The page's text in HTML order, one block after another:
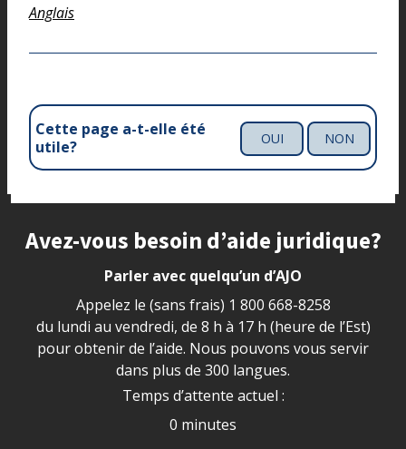
Anglais
Cette page a-t-elle été
utile?
OUI NON
Site footer
Avez-vous besoin d’aide juridique?
Parler avec quelqu’un d’AJO
Appelez le (sans frais) 1 800 668-8258
du lundi au vendredi, de 8 h à 17 h (heure de l’Est)
pour obtenir de l’aide. Nous pouvons vous servir
dans plus de 300 langues.
Temps d’attente actuel :
0 minutes